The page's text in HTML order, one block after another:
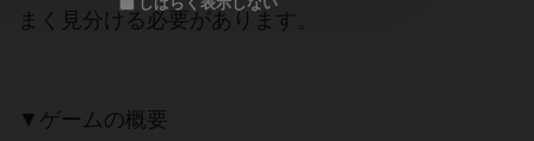
まく見分ける必要があります。
▼ゲームの概要